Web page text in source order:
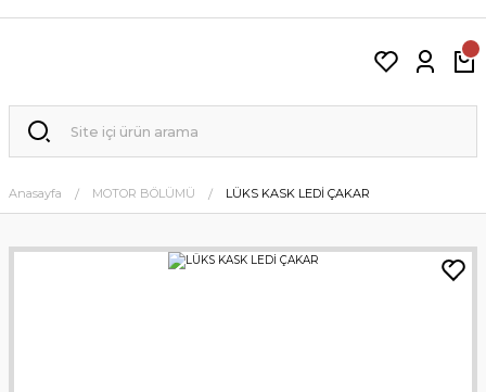
Anasayfa MOTOR BÖLÜMÜ LÜKS KASK LEDİ ÇAKAR